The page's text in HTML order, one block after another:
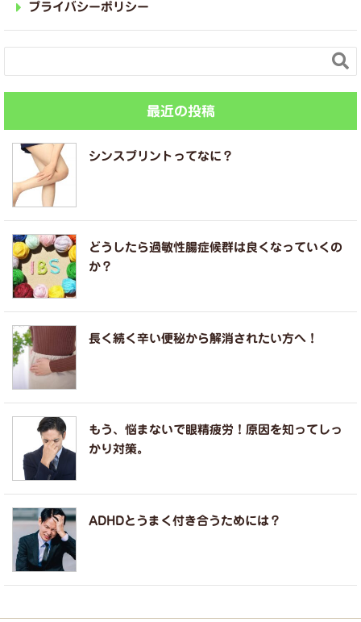
プライバシーポリシー

最近の投稿
シンスプリントってなに？
どうしたら過敏性腸症候群は良くなっていくの
か？
長く続く辛い便秘から解消されたい方へ！
もう、悩まないで眼精疲労！原因を知ってしっ
かり対策。
ADHDとうまく付き合うためには？